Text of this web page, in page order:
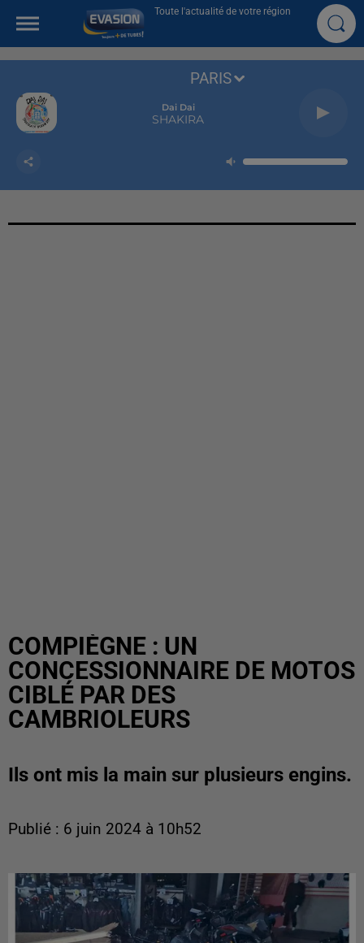
Toute l'actualité de votre région
Dai Dai
SHAKIRA
PARIS
COMPIÈGNE : UN
CONCESSIONNAIRE DE MOTOS
CIBLÉ PAR DES
CAMBRIOLEURS
Ils ont mis la main sur plusieurs engins.
Publié : 6 juin 2024 à 10h52